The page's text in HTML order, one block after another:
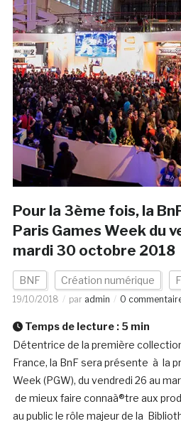
Pour la 3ème fois, la
Paris Games Week du
mardi 30 octobre 2018
BNF Création numérique
19/10/2018 par admin 0
Temps de lecture : 5 min
Détentrice de la première
France, la BnF sera présente à la
Week (PGW), du vendredi 26 au
de mieux faire connaà®tre aux
au public le rôle majeur de la